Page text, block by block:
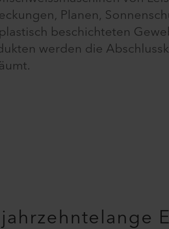
Planen,
beschichteten
werden die
jahrzehntelange